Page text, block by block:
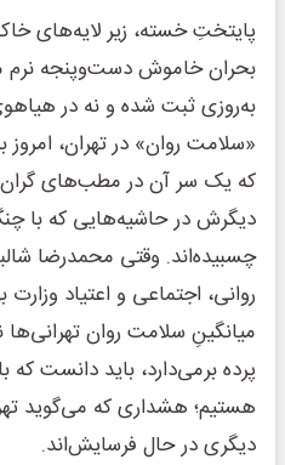
پایتختِ خسته، زیر لایه‌های
بحران خاموش دست‌وپنجه نرم
به‌روزی ثبت شده و نه در
«سلامت روان» در تهران،
که یک سر آن در مطب‌های
دیگرش در حاشیه‌هایی که با
چسبیده‌اند. وقتی محمدرضا
روانی، اجتماعی و اعتیاد
میانگینِ سلامت روان
پرده برمی‌دارد، باید دانست
هستیم؛ هشداری که می‌گوید
دیگری در حال فرسایش‌اند.